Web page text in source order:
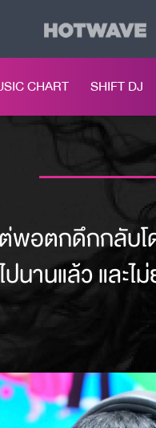
CHART SHIFT DJ
พอตกดึกกลับ
นแล้ว และไ